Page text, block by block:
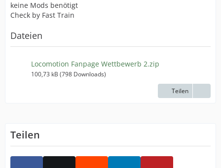
keine Mods benötigt
Check by Fast Train
Dateien
Locomotion Fanpage Wettbewerb 2.zip
100,73 kB (798 Downloads)
Teilen
Teilen